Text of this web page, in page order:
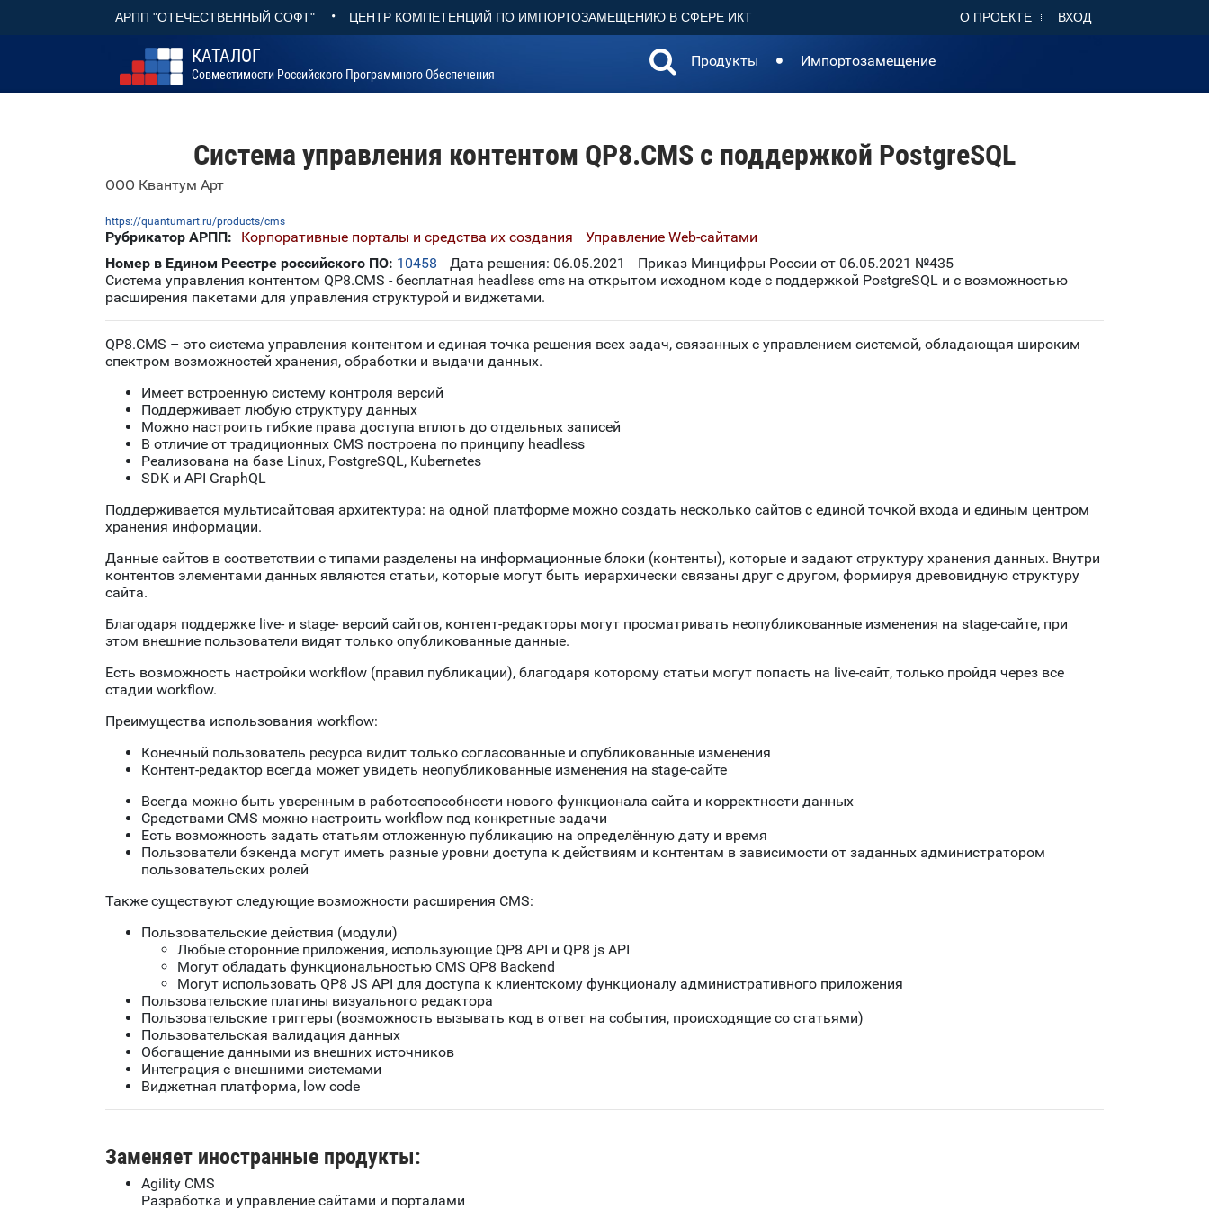
АРПП "ОТЕЧЕСТВЕННЫЙ СОФТ" • ЦЕНТР КОМПЕТЕНЦИЙ ПО ИМПОРТОЗАМЕЩЕНИЮ В СФЕРЕ ИКТ О ПРОЕКТЕ ВХОД
КАТАЛОГ
Совместимости Российского Программного Обеспечения
Продукты Импортозамещение
Система управления контентом QP8.CMS с поддержкой PostgreSQL
ООО Квантум Арт
https://quantumart.ru/products/cms
Рубрикатор АРПП: Корпоративные порталы и средства их создания
Управление Web-сайтами
Номер в Едином Реестре российского ПО: 10458 Дата решения: 06.05.2021
Приказ Минцифры России от 06.05.2021 №435
Система управления контентом QP8.CMS - бесплатная headless cms на открытом исходном коде с поддержкой PostgreSQL и с возможностью
расширения пакетами для управления структурой и виджетами.
QP8.CMS – это система управления контентом и единая точка решения всех задач, связанных с управлением системой, обладающая широким
спектром возможностей хранения, обработки и выдачи данных.
Имеет встроенную систему контроля версий
Поддерживает любую структуру данных
Можно настроить гибкие права доступа вплоть до отдельных записей
В отличие от традиционных CMS построена по принципу headless
Реализована на базе Linux, PostgreSQL, Kubernetes
SDK и API GraphQL
Поддерживается мультисайтовая архитектура: на одной платформе можно создать несколько сайтов с единой точкой входа и единым центром
хранения информации.
Данные сайтов в соответствии с типами разделены на информационные блоки (контенты), которые и задают структуру хранения данных. Внутри
контентов элементами данных являются статьи, которые могут быть иерархически связаны друг с другом, формируя древовидную структуру
сайта.
Благодаря поддержке live- и stage- версий сайтов, контент-редакторы могут просматривать неопубликованные изменения на stage-сайте, при
этом внешние пользователи видят только опубликованные данные.
Есть возможность настройки workflow (правил публикации), благодаря которому статьи могут попасть на live-сайт, только пройдя через все
стадии workflow.
Преимущества использования workflow:
Конечный пользователь ресурса видит только согласованные и опубликованные изменения
Контент-редактор всегда может увидеть неопубликованные изменения на stage-сайте
Всегда можно быть уверенным в работоспособности нового функционала сайта и корректности данных
Средствами CMS можно настроить workflow под конкретные задачи
Есть возможность задать статьям отложенную публикацию на определённую дату и время
Пользователи бэкенда могут иметь разные уровни доступа к действиям и контентам в зависимости от заданных администратором
пользовательских ролей
Также существуют следующие возможности расширения CMS:
Пользовательские действия (модули)
Любые сторонние приложения, использующие QP8 API и QP8 js API
Могут обладать функциональностью CMS QP8 Backend
Могут использовать QP8 JS API для доступа к клиентскому функционалу административного приложения
Пользовательские плагины визуального редактора
Пользовательские триггеры (возможность вызывать код в ответ на события, происходящие со статьями)
Пользовательская валидация данных
Обогащение данными из внешних источников
Интеграция с внешними системами
Виджетная платформа, low code
Заменяет иностранные продукты:
Agility CMS
Разработка и управление сайтами и порталами